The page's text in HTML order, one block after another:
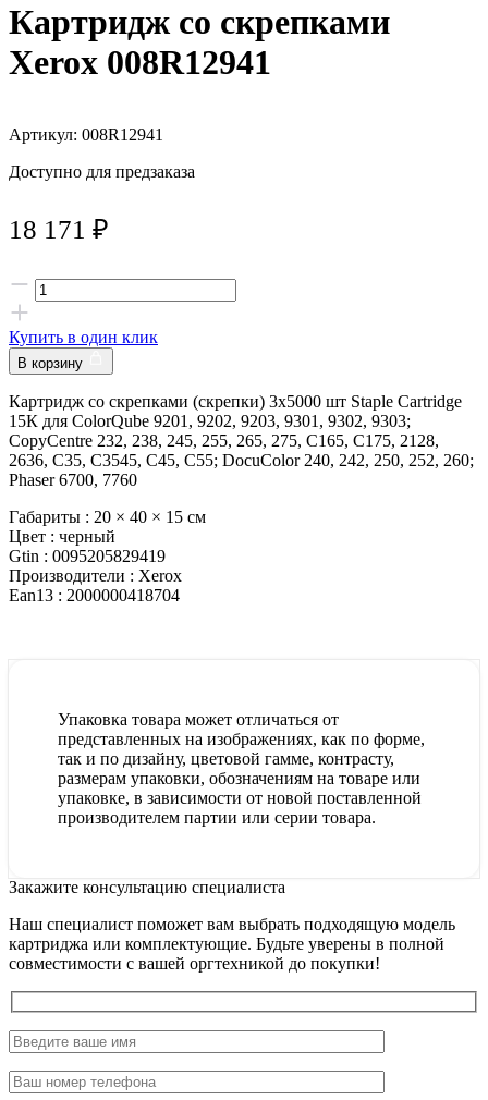
Картридж со скрепками
Xerox 008R12941
Артикул: 008R12941
Доступно для предзаказа
18 171 ₽
Купить в один клик
В корзину
Картридж со скрепками (скрепки) 3х5000 шт Staple Cartridge
15К для ColorQube 9201, 9202, 9203, 9301, 9302, 9303;
CopyCentre 232, 238, 245, 255, 265, 275, C165, C175, 2128,
2636, C35, C3545, C45, C55; DocuColor 240, 242, 250, 252, 260;
Phaser 6700, 7760
Габариты : 20 × 40 × 15 см
Цвет : черный
Gtin : 0095205829419
Производители : Xerox
Ean13 : 2000000418704
Упаковка товара может отличаться от
представленных на изображениях, как по форме,
так и по дизайну, цветовой гамме, контрасту,
размерам упаковки, обозначениям на товаре или
упаковке, в зависимости от новой поставленной
производителем партии или серии товара.
Закажите консультацию специалиста
Наш специалист поможет вам выбрать подходящую модель
картриджа или комплектующие. Будьте уверены в полной
совместимости с вашей оргтехникой до покупки!